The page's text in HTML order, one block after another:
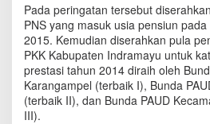
n
d
a
P
A
U
D
B
Pada peringatan tersebut
PNS yang masuk usia pensiun
2015. Kemudian diserahkan pula
PKK Kabupaten Indramayu untuk
prestasi tahun 2014 diraih oleh
Karangampel (terbaik I), Bunda
(terbaik II), dan Bunda PAUD
III).